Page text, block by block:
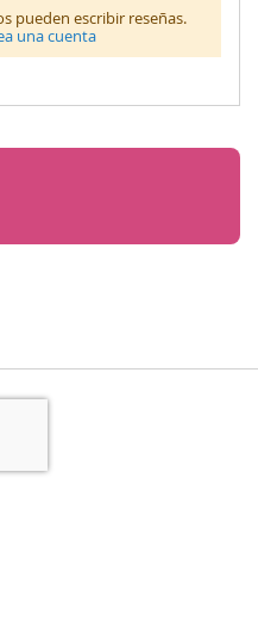
pueden escribir reseñas.
una cuenta